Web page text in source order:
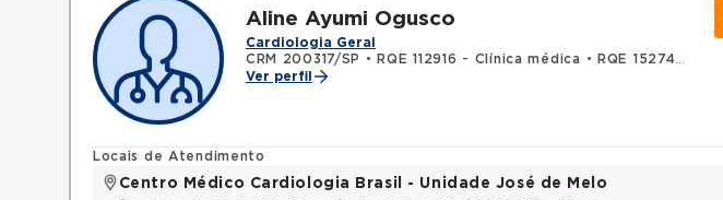
Aline Ayumi Ogusco
Cardiologia Geral
CRM 200317/SP
• RQE 112916 - Clínica médica •
RQE 152747 - Cardiologia
Ver perfil
Locais de Atendimento
Centro Médico Cardiologia Brasil - Unidade José de Melo